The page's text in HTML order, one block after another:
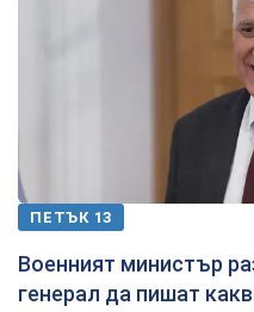
ПЕТЪК 13
Военният министър
генерал да пишат